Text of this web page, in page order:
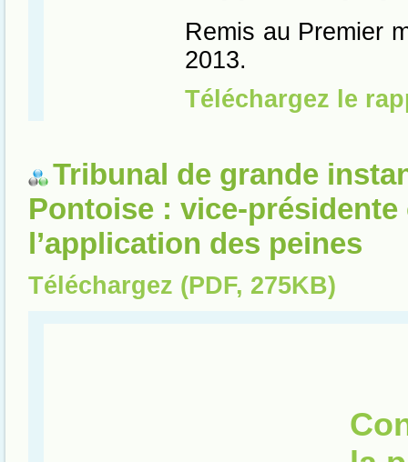
Tribunal de grande
Pontoise : vice-présidente
l’application des peines
Téléchargez (PDF, 275KB)